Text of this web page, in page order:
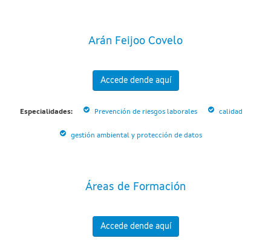
Arán Feijoo Covelo
Accede dende aquí
Especialidades: Prevención de riesgos laborales calidad
gestión ambiental y protección de datos
Áreas de Formación
Accede dende aquí